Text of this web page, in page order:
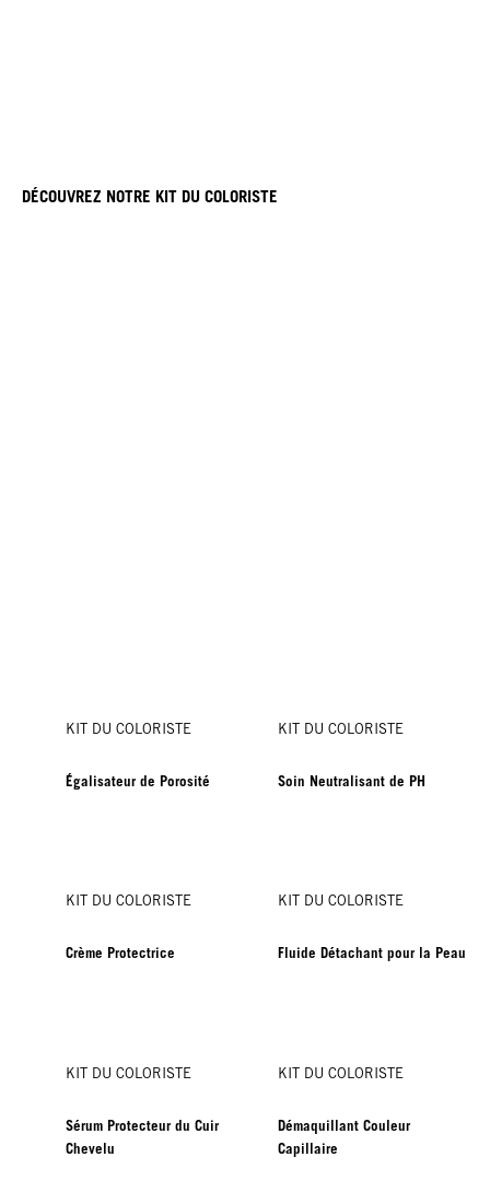
DÉCOUVREZ NOTRE KIT DU COLORISTE
KIT DU COLORISTE
Égalisateur de Porosité
KIT DU COLORISTE
Soin Neutralisant de PH
KIT DU COLORISTE
Crème Protectrice
KIT DU COLORISTE
Fluide Détachant pour la Peau
KIT DU COLORISTE
Sérum Protecteur du Cuir
Chevelu
KIT DU COLORISTE
Démaquillant Couleur
Capillaire